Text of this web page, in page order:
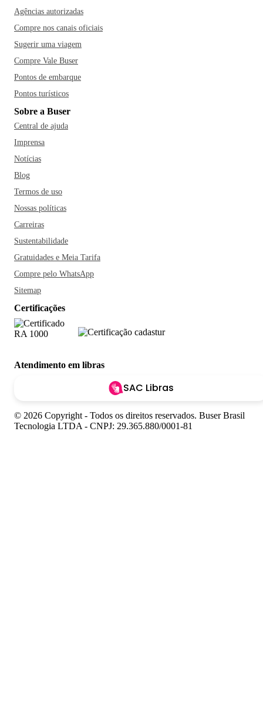
Agências autorizadas
Compre nos canais oficiais
Sugerir uma viagem
Compre Vale Buser
Pontos de embarque
Pontos turísticos
Sobre a Buser
Central de ajuda
Imprensa
Notícias
Blog
Termos de uso
Nossas políticas
Carreiras
Sustentabilidade
Gratuidades e Meia Tarifa
Compre pelo WhatsApp
Sitemap
Certificações
Atendimento em libras
SAC Libras
© 2026 Copyright - Todos os direitos reservados. Buser Brasil
Tecnologia LTDA - CNPJ: 29.365.880/0001-81